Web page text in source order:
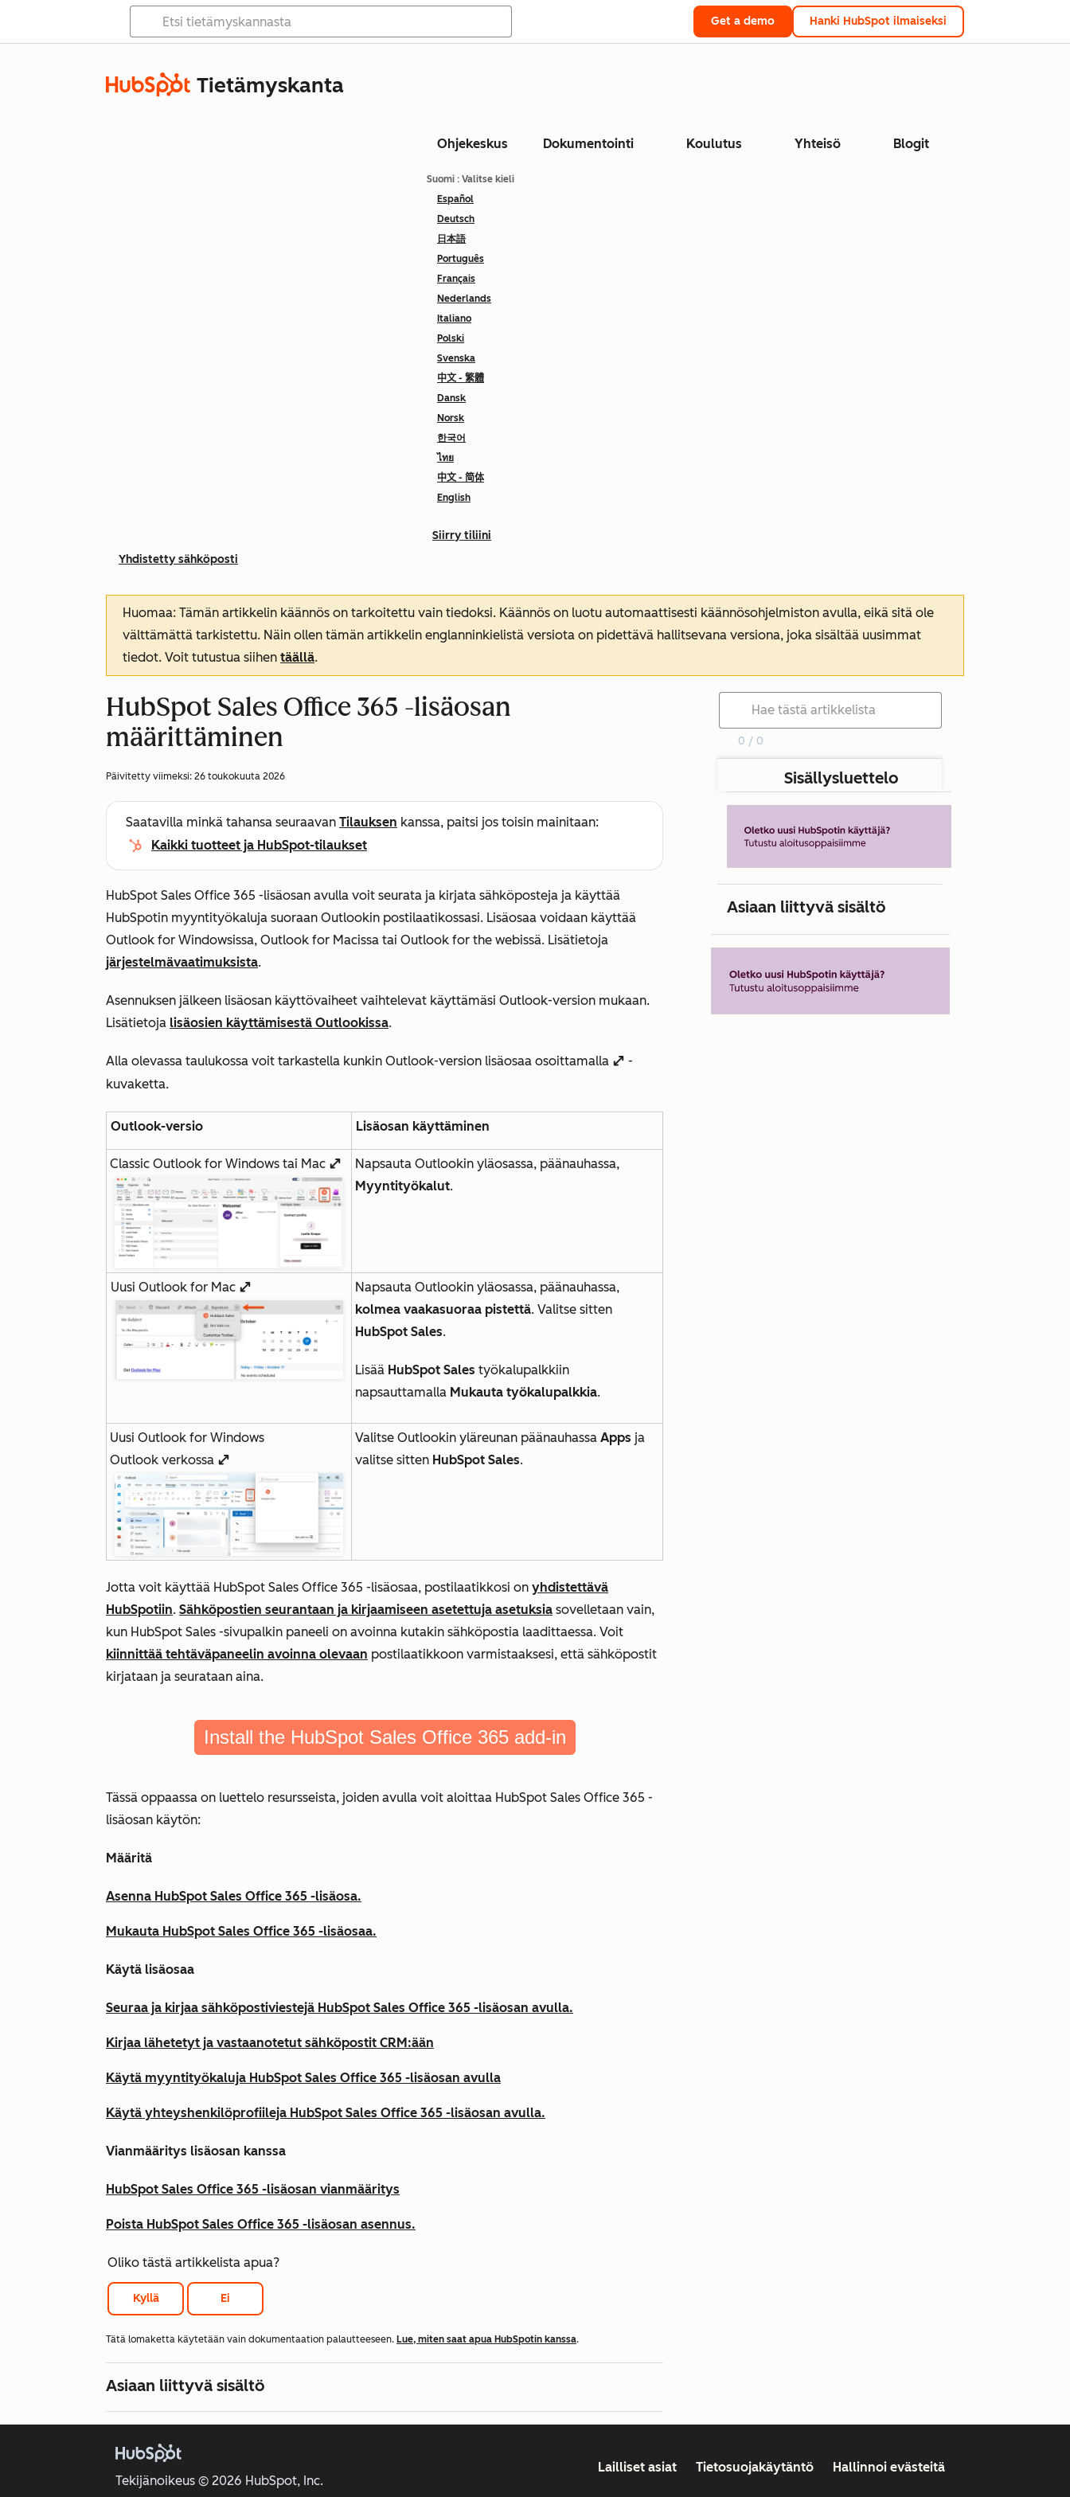
Get a demo Hanki HubSpot ilmaiseksi
Tietämyskanta
Ohjekeskus Dokumentointi Koulutus Yhteisö Blogit
Suomi : Valitse kieli
Español
Deutsch
日本語
Português
Français
Nederlands
Italiano
Polski
Svenska
中文 - 繁體
Dansk
Norsk
한국어
ไทย
中文 - 简体
English
Siirry tiliini
Yhdistetty sähköposti
Huomaa: Tämän artikkelin käännös on tarkoitettu vain tiedoksi. Käännös on luotu automaattisesti käännösohjelmiston avulla, eikä sitä ole
välttämättä tarkistettu. Näin ollen tämän artikkelin englanninkielistä versiota on pidettävä hallitsevana versiona, joka sisältää uusimmat
tiedot. Voit tutustua siihen täällä.
HubSpot Sales Office 365 -lisäosan
määrittäminen
Päivitetty viimeksi: 26 toukokuuta 2026
Saatavilla minkä tahansa seuraavan Tilauksen kanssa, paitsi jos toisin mainitaan:
Kaikki tuotteet ja HubSpot-tilaukset
HubSpot Sales Office 365 -lisäosan avulla voit seurata ja kirjata sähköposteja ja käyttää
HubSpotin myyntityökaluja suoraan Outlookin postilaatikossasi. Lisäosaa voidaan käyttää
Outlook for Windowsissa, Outlook for Macissa tai Outlook for the webissä. Lisätietoja
järjestelmävaatimuksista.
Asennuksen jälkeen lisäosan käyttövaiheet vaihtelevat käyttämäsi Outlook-version mukaan.
Lisätietoja lisäosien käyttämisestä Outlookissa.
Alla olevassa taulukossa voit tarkastella kunkin Outlook-version lisäosaa osoittamalla enlargeIcon -
kuvaketta.
Outlook-versio Lisäosan käyttäminen
Classic Outlook for Windows tai Mac enlargeIcon
Napsauta Outlookin yläosassa, päänauhassa,
Myyntityökalut.
Uusi Outlook for Mac enlargeIcon
Napsauta Outlookin yläosassa, päänauhassa,
kolmea vaakasuoraa pistettä. Valitse sitten
HubSpot Sales.
Lisää HubSpot Sales työkalupalkkiin
napsauttamalla Mukauta työkalupalkkia.
Uusi Outlook for Windows
Outlook verkossa enlargeIcon
Valitse Outlookin yläreunan päänauhassa Apps ja
valitse sitten HubSpot Sales.
Jotta voit käyttää HubSpot Sales Office 365 -lisäosaa, postilaatikkosi on yhdistettävä
HubSpotiin. Sähköpostien seurantaan ja kirjaamiseen asetettuja asetuksia sovelletaan vain,
kun HubSpot Sales -sivupalkin paneeli on avoinna kutakin sähköpostia laadittaessa. Voit
kiinnittää tehtäväpaneelin avoinna olevaan postilaatikkoon varmistaaksesi, että sähköpostit
kirjataan ja seurataan aina.
Install the HubSpot Sales Office 365 add-in
Tässä oppaassa on luettelo resursseista, joiden avulla voit aloittaa HubSpot Sales Office 365 -
lisäosan käytön:
Määritä
Asenna HubSpot Sales Office 365 -lisäosa.
Mukauta HubSpot Sales Office 365 -lisäosaa.
Käytä lisäosaa
Seuraa ja kirjaa sähköpostiviestejä HubSpot Sales Office 365 -lisäosan avulla.
Kirjaa lähetetyt ja vastaanotetut sähköpostit CRM:ään
Käytä myyntityökaluja HubSpot Sales Office 365 -lisäosan avulla
Käytä yhteyshenkilöprofiileja HubSpot Sales Office 365 -lisäosan avulla.
Vianmääritys lisäosan kanssa
HubSpot Sales Office 365 -lisäosan vianmääritys
Poista HubSpot Sales Office 365 -lisäosan asennus.
Oliko tästä artikkelista apua?
Kyllä Ei
Tätä lomaketta käytetään vain dokumentaation palautteeseen. Lue, miten saat apua HubSpotin kanssa.
Asiaan liittyvä sisältö
0 / 0
Sisällysluettelo
Asiaan liittyvä sisältö
Tekijänoikeus © 2026 HubSpot, Inc.
Lailliset asiat Tietosuojakäytäntö Hallinnoi evästeitä